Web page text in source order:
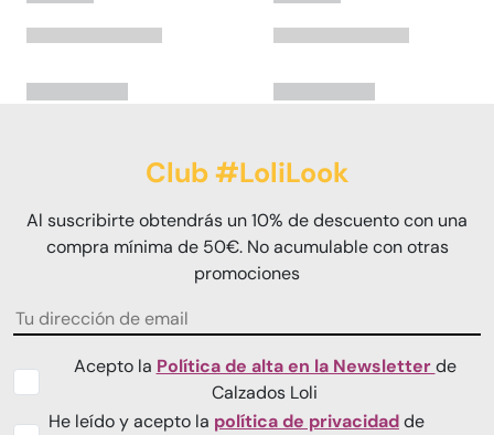
Club #LoliLook
Al suscribirte obtendrás un 10% de descuento con una
compra mínima de 50€. No acumulable con otras
promociones
Acepto la Política de alta en la Newsletterde
Calzados Loli
He leído y acepto la política de privacidadde